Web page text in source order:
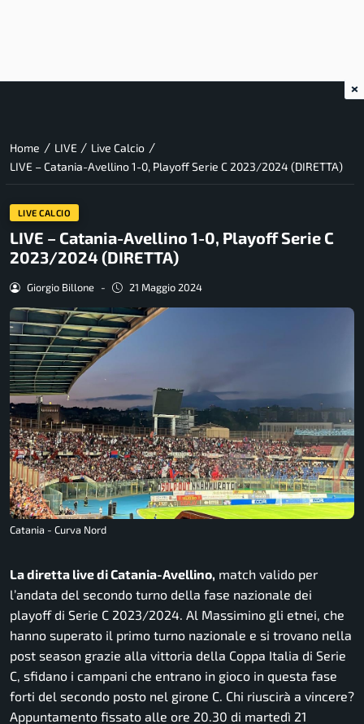
Home / LIVE / Live Calcio /
LIVE – Catania-Avellino 1-0, Playoff Serie C 2023/2024 (DIRETTA)
LIVE CALCIO
LIVE – Catania-Avellino 1-0, Playoff Serie C
2023/2024 (DIRETTA)
Giorgio Billone - 21 Maggio 2024
Catania - Curva Nord
La diretta live di Catania-Avellino, match valido per
l’andata del secondo turno della fase nazionale dei
playoff di Serie C 2023/2024. Al Massimino gli etnei, che
hanno superato il primo turno nazionale e si trovano nella
post season grazie alla vittoria della Coppa Italia di Serie
C, sfidano i campani che entrano in gioco in questa fase
forti del secondo posto nel girone C. Chi riuscirà a vincere?
Appuntamento fissato alle ore 20.30 di martedì 21
×